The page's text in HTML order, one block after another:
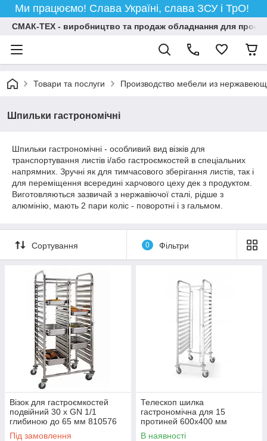
Ми працюємо! Слава Україні, слава ЗСУ і ТрО!
СМАК-ТЕХ - виробництво та продаж обладнання для
Товари та послуги Производство мебели из
Шпильки гастрономічні
Шпильки гастрономічні - особливий вид візків для
транспортування листів і/або гастроємкостей в спеціальних
напрямних. Зручні як для тимчасового зберігання листів, так і
для переміщення всередині харчового цеху дек з продуктом.
Виготовляються зазвичай з нержавіючої сталі, рідше з
алюмінію, мають 2 пари коліс - поворотні і з гальмом.
Сортування 0 Фільтри
Візок для гастроємкостей
подвійний 30 х GN 1/1
глибиною до 65 мм 810576
Під замовлення
Телескоп шилка
гастрономічна для 15
протиней 600x400 мм
810545
В наявності